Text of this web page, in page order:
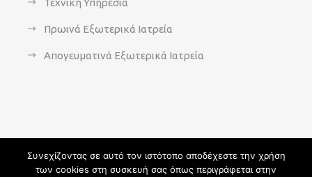
Πρωινά Εξωτερικά Ιατρεία
Απογευματινά Εξωτερικά Ιατρεία
Συνεχίζοντας σε αυτό τον ιστότοπο αποδέχεστε την χρήση
των cookies στη συσκευή σας όπως περιγράφεται στην